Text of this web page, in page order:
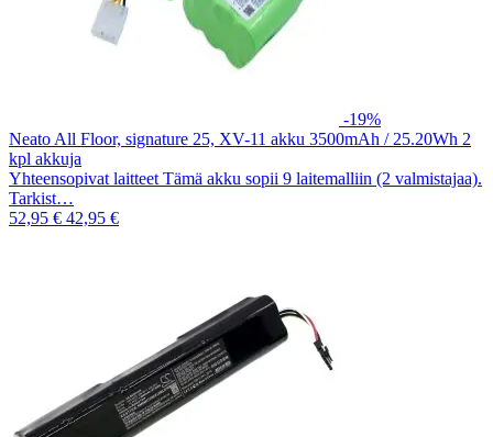
-19%
Neato All Floor, signature 25, XV-11 akku 3500mAh / 25.20Wh 2
kpl akkuja
Yhteensopivat laitteet Tämä akku sopii 9 laitemalliin (2 valmistajaa).
Tarkist…
52,95 € 42,95 €